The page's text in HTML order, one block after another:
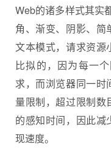
Web的诸多样式其实
角、渐变、阴影、
文本模式，请求资源
比拟的，因为每一
求，而浏览器同一
量限制，超过限制数
的感知时间，因此减
现速度。